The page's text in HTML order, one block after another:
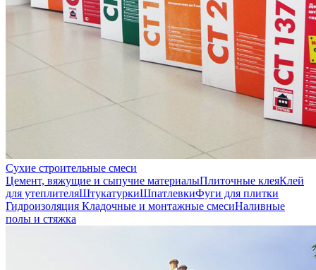
Сухие строительные смеси
Цемент, вяжущие и сыпучие материалыПлиточные клеяКлей
для утеплителяШтукатуркиШпатлевкиФуги для плитки
Гидроизоляция Кладочные и монтажные смесиНаливные
полы и стяжка